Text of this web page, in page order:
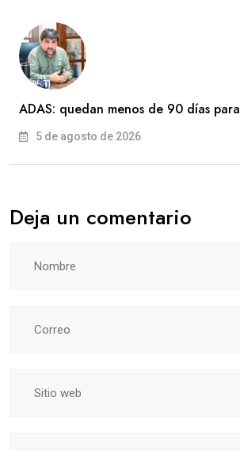
ADAS: quedan menos de 90 días para
5 de agosto de 2026
Deja un comentario